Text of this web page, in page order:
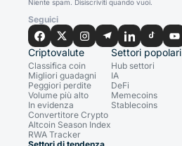
Niente spam. Disiscriviti quando vuoi.
Seguici
Criptovalute
Classifica coin
Migliori guadagni
Peggiori perdite
Volume più alto
In evidenza
Convertitore Crypto
Altcoin Season Index
RWA Tracker
Settori popolari
Hub settori
IA
DeFi
Memecoins
Stablecoins